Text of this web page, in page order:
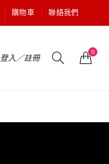
購物車 聯絡我們
登入／註冊
0